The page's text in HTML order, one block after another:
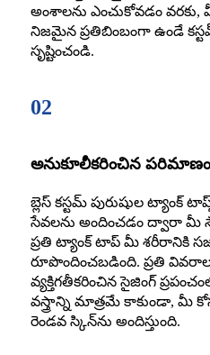
అంశాలను ఎంచుకోవడం
నిజమైన ప్రతిబింబంగా ఉండే
సృష్టించండి.
02
అనుకూలీకరించిన
బ్లెస్ కస్టమ్ పురుషుల ట్యాంక్
సేవలను అందించడం ద్వారా మీ
ప్రతి ట్యాంక్ టాప్ మీ శరీరానికి
రూపొందించబడింది. ప్రతి
వ్యక్తిగతీకరించిన సైజింగ్
వస్త్రాన్ని మాత్రమే కాకుండా, మీ
రెండవ స్కిన్‌ను అందిస్తుంది.